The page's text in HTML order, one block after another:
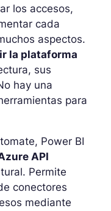
los accesos,
cada
aspectos.
la plataforma
sus
hay una
para
Power BI
API
Permite
conectores
mediante